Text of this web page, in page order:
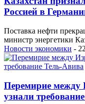
Россией в
Поставка нефти
министр энергетики
Новости экономики -
Перемирие
узнали